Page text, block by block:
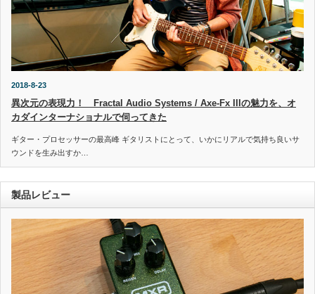
2018-8-23
異次元の表現力！ Fractal Audio Systems / Axe-Fx IIIの魅力を、オ
カダインターナショナルで伺ってきた
ギター・プロセッサーの最高峰 ギタリストにとって、いかにリアルで気持ち良いサ
ウンドを生み出すか…
製品レビュー